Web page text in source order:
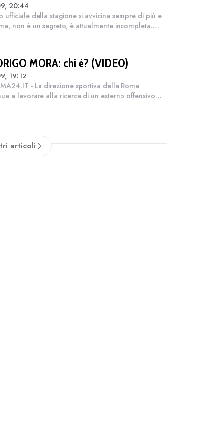
troppe caselle da riempire
20:44
ufficiale della stagione si avvicina sempre di più e
non è un segreto, è attualmente incompleta.
MORA: chi è? (VIDEO)
19:12
- La direzione sportiva della Roma
a lavorare alla ricerca di un esterno offensivo
articoli